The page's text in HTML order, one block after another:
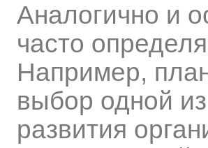
Аналогично и
часто
Например,
выбор одной
развития